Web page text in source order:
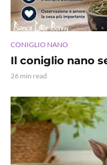
CONIGLIO NANO
Il coniglio nano
26 min read